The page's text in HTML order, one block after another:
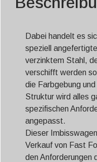
Dabei handelt es
speziell
verzinktem Stahl,
verschifft werden
die Farbgebung
Struktur wird alles
spezifischen
angepasst.
Dieser
Verkauf von Fast
den Anforderungen